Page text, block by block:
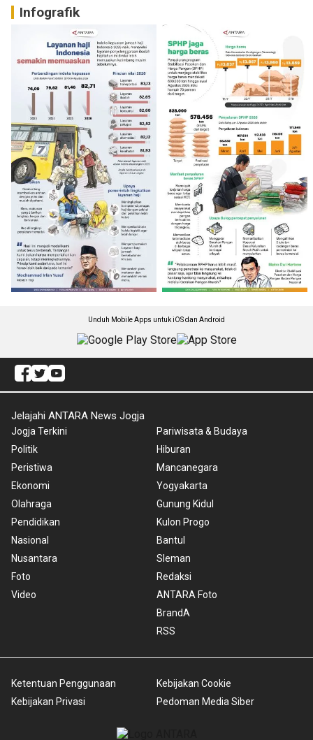
Infografik
Unduh Mobile Apps untuk iOS dan Android
Jelajahi ANTARA News Jogja
Jogja Terkini
Politik
Peristiwa
Ekonomi
Olahraga
Pendidikan
Nasional
Nusantara
Foto
Video
Pariwisata & Budaya
Hiburan
Mancanegara
Yogyakarta
Gunung Kidul
Kulon Progo
Bantul
Sleman
Redaksi
ANTARA Foto
BrandA
RSS
Ketentuan Penggunaan
Kebijakan Privasi
Kebijakan Cookie
Pedoman Media Siber